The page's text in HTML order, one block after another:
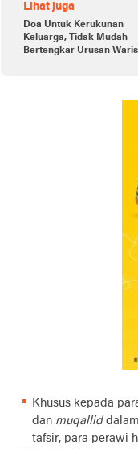
Lihat juga
Doa Untuk Kerukunan
Keluarga, Tidak Mudah
Bertengkar Urusan
Khusus kepada
dan muqalliddalam
tafsir, para perawi